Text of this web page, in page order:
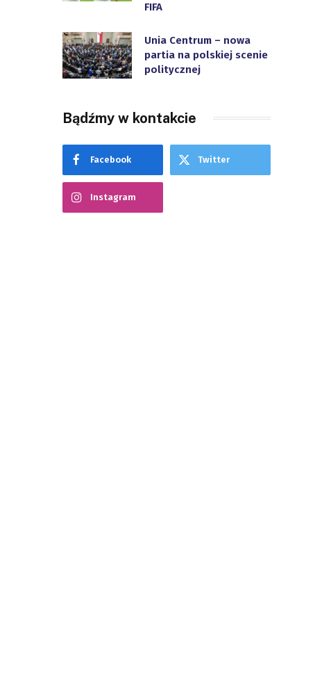
FIFA
Unia Centrum – nowa
partia na polskiej scenie
politycznej
Bądźmy w kontakcie
Facebook Twitter
Instagram